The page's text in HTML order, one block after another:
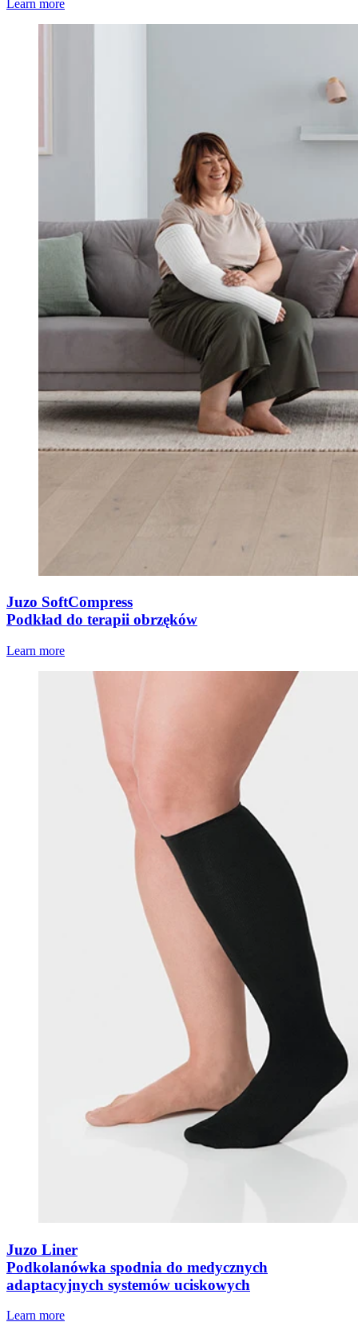
Learn more
Juzo SoftCompress
Podkład do terapii obrzęków
Learn more
Juzo Liner
Podkolanówka spodnia do medycznych
adaptacyjnych systemów uciskowych
Learn more